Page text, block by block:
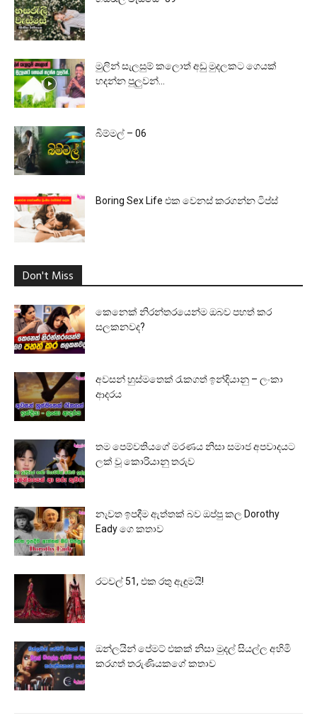
මුලින් සැලසුම් කලොත් අඩු මුදලකට ගෙයක්
හදන්න පුලුවන්…
බිම්මල් – 06
Boring Sex Life එක වෙනස් කරගන්න ටිප්ස්
Don't Miss
කෙනෙක් නිරන්තරයෙන්ම ඔබව පහත් කර
සලකනවද?
අවසන් හුස්මතෙක් රැකගත් ඉන්දියානු – ලංකා
ආදරය
තම පෙම්වතියගේ මරණය නිසා සමාජ අපවාදයට
ලක් වූ කොරියානු තරුව
නැවත ඉපදීම ඇත්තක් බව ඔප්පු කල Dorothy
Eady ගෙ කතාව
රටවල් 51, එක රතු ඇඳුමයි!
ඔන්ලයින් පේමට් එකක් නිසා මුදල් සියල්ල අහිමි
කරගත් තරුණියකගේ කතාව